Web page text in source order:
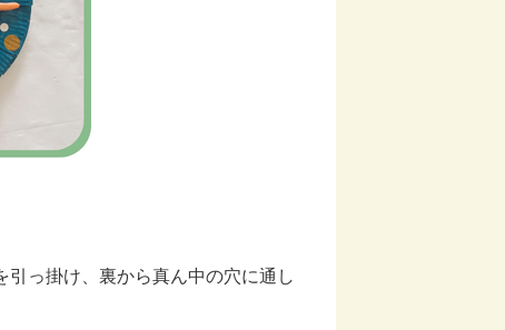
っ掛け、裏から真ん中の穴に通し